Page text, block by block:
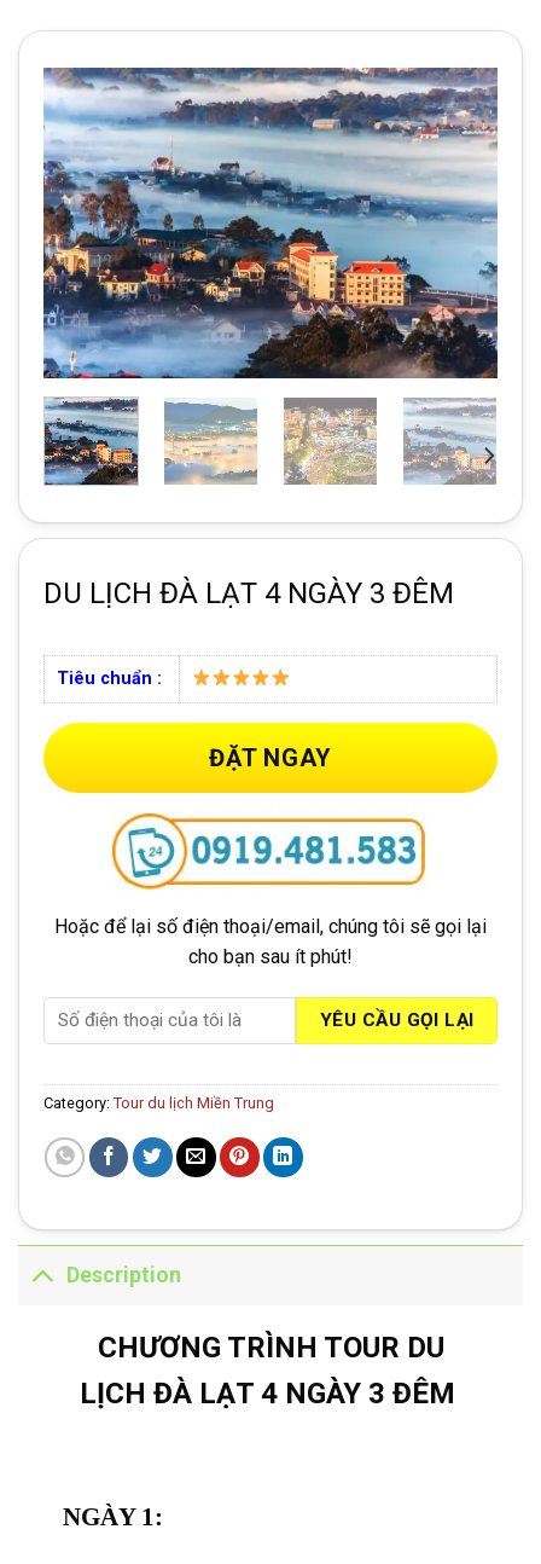
DU LỊCH ĐÀ LẠT 4 NGÀY 3 ĐÊM
Tiêu chuẩn :
ĐẶT NGAY
Hoặc để lại số điện thoại/email, chúng tôi sẽ gọi lại
cho bạn sau ít phút!
Category: Tour du lịch Miền Trung
Description
CHƯƠNG TRÌNH TOUR DU
LỊCH ĐÀ LẠT 4 NGÀY 3 ĐÊM
NGÀY 1: